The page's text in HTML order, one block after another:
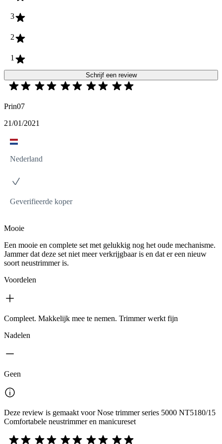
3
2
1
Schrijf een review
Prin07
21/01/2021
Nederland
Geverifieerde koper
Mooie
Een mooie en complete set met gelukkig nog het oude mechanisme.
Jammer dat deze set niet meer verkrijgbaar is en dat er een nieuw
soort neustrimmer is.
Voordelen
Compleet. Makkelijk mee te nemen. Trimmer werkt fijn
Nadelen
Geen
Deze review is gemaakt voor Nose trimmer series 5000 NT5180/15
Comfortabele neustrimmer en manicureset